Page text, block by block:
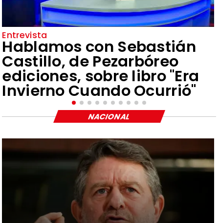
Entrevista
Hablamos con Sebastián
Castillo, de Pezarbóreo
ediciones, sobre libro "Era
Invierno Cuando Ocurrió"
NACIONAL